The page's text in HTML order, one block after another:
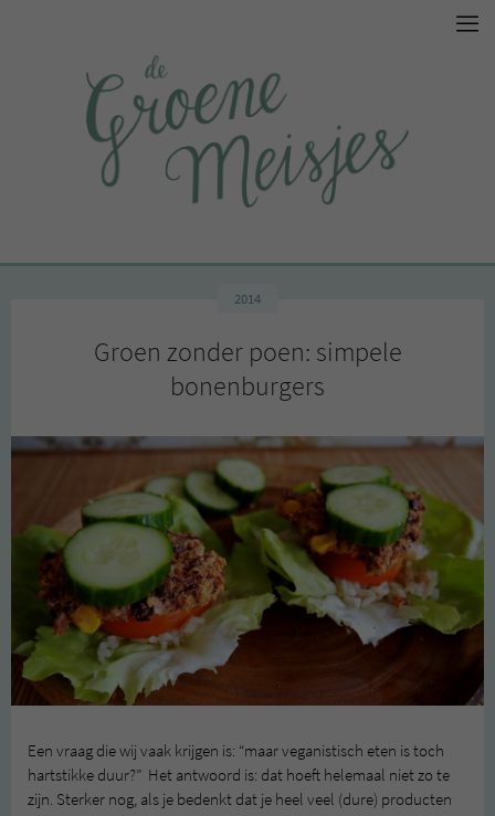
2014
Groen zonder poen: simpele
bonenburgers
Een vraag die wij vaak krijgen is: “maar veganistisch eten is toch
hartstikke duur?” Het antwoord is: dat hoeft helemaal niet zo te
zijn. Sterker nog, als je bedenkt dat je heel veel (dure) producten